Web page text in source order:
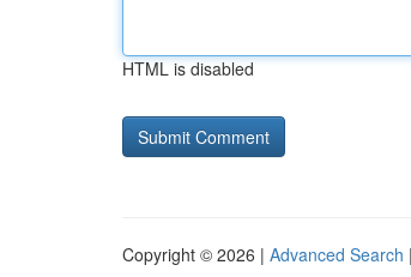
HTML is disabled
Copyright © 2026 | Advanced Search |